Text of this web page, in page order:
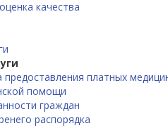
качества
предоставления платных
помощи
граждан
распорядка